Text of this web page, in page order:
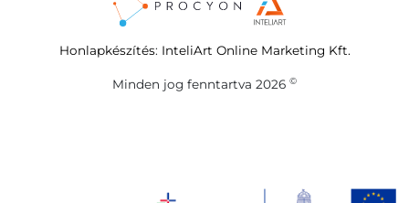
Honlapkészítés: InteliArt Online Marketing Kft.
Minden jog fenntartva 2026 ©